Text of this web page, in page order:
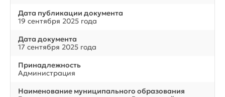
Дата публикации документа
19 сентября 2025 года
Дата документа
17 сентября 2025 года
Принадлежность
Администрация
Наименование муниципального образования